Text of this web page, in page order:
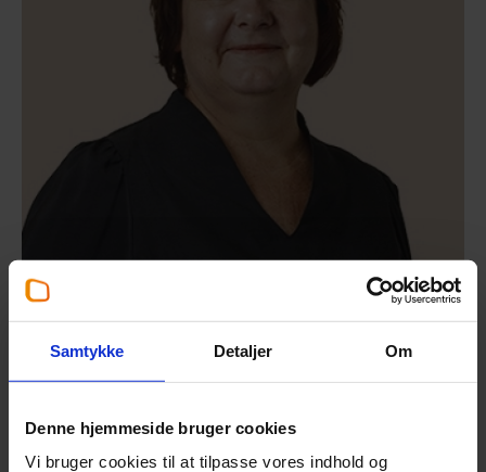
Samtykke Detaljer Om
Denne hjemmeside bruger cookies
Vi bruger cookies til at tilpasse vores indhold og
Lene Vinum Andersen
lva@beierholm.dk